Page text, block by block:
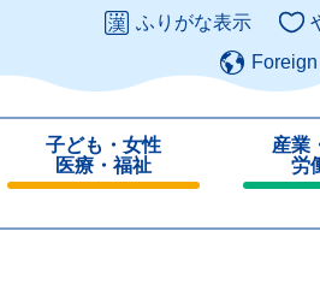
ふりがな表示
子ども・女性
医療・福祉
じ
産業
労
じ